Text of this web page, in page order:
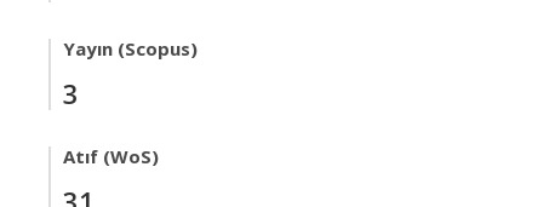
Yayın (Scopus)
3
Atıf (WoS)